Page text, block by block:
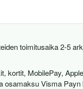
toimitusaika 2-5
kortit, MobilePay,
osamaksu Visma Payn